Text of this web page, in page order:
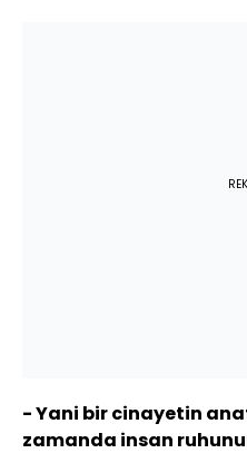
- Yani bir cinayetin
zamanda insan